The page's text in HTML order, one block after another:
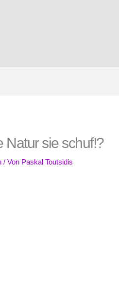
Natur sie schuf!?
/ Von Paskal Toutsidis